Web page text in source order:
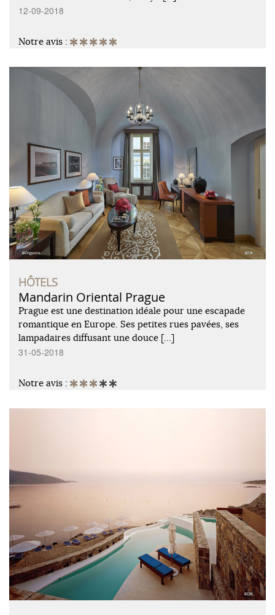
12-09-2018
Notre avis :
HÔTELS
Mandarin Oriental Prague
Prague est une destination idéale pour une escapade
romantique en Europe. Ses petites rues pavées, ses
lampadaires diffusant une douce […]
31-05-2018
Notre avis :